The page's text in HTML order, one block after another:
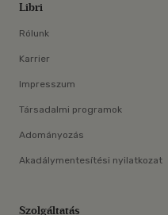
Libri
Rólunk
Karrier
Impresszum
Társadalmi programok
Adományozás
Akadálymentesítési nyilatkozat
Szolgáltatás